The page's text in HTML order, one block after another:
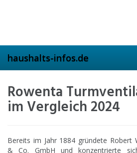
haushalts-infos.de
Rowenta
im Vergleich 2024
Bereits im Jahr 1884 gründete Robert
& Co. GmbH und konzentrierte